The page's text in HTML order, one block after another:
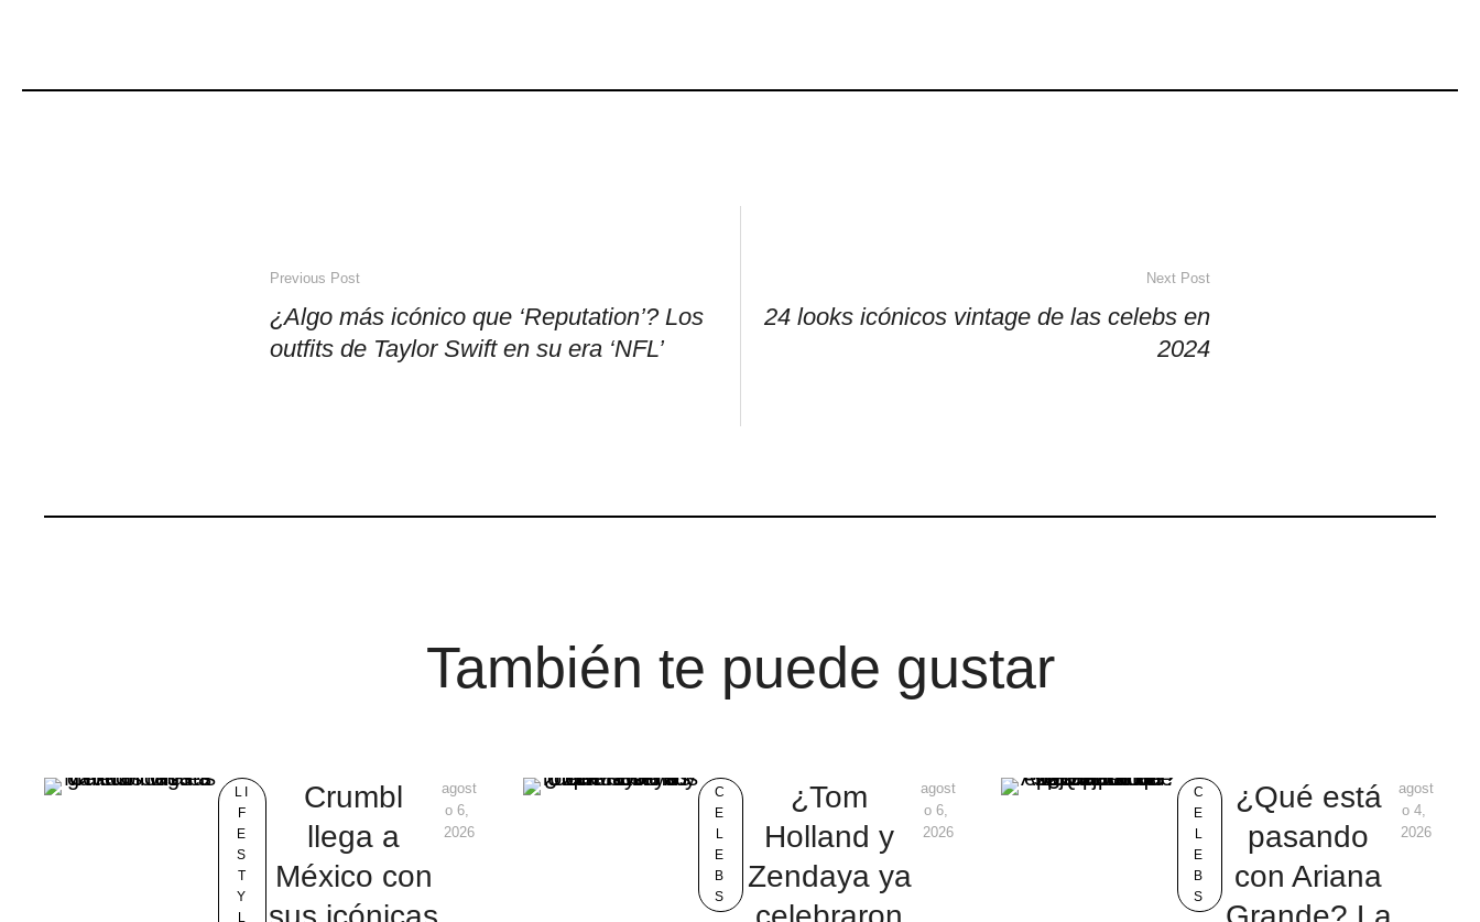
Previous Post
¿Algo más icónico que ‘Reputation’? Los
outfits de Taylor Swift en su era ‘NFL’
Next Post
24 looks icónicos vintage de las celebs en
2024
También te puede gustar
LI
F
E
S
T
Y
L
Crumbl
llega a
México con
agost
o 6,
2026
C
E
L
E
B
S
¿Tom
Holland y
Zendaya ya
agost
o 6,
2026
C
E
L
E
B
S
¿Qué está
pasando
con Ariana
agost
o 4,
2026